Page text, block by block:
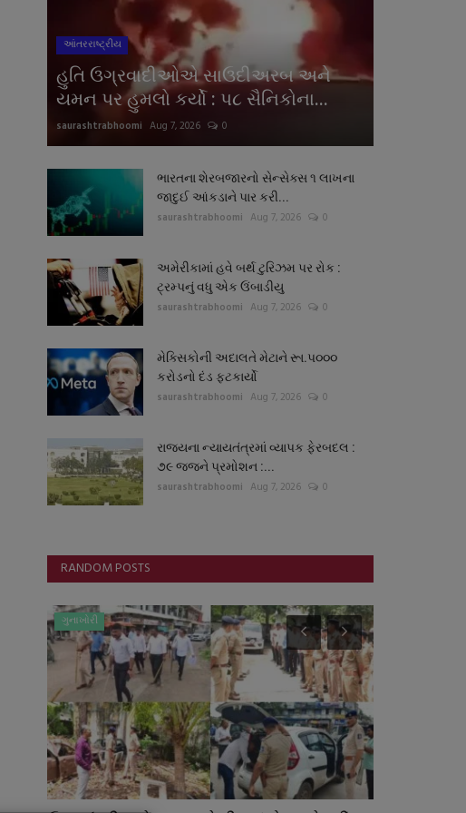
આંતરરાષ્ટ્રીય
હુતિ ઉગ્રવાદીઓએ સાઉદીઅરબ અને
યમન પર હુમલો કર્યો : પ૮ સૈનિકોના...
saurashtrabhoomi Aug 7, 2026 0
ભારતના શેરબજારનો સેન્સેક્સ ૧ લાખના
જાદુઈ આંકડાને પાર કરી...
saurashtrabhoomi Aug 7, 2026 0
અમેરીકામાં હવે બર્થ ટુરિઝમ પર રોક :
ટ્રમ્પનું વધુ એક ઉંબાડીયુ
saurashtrabhoomi Aug 7, 2026 0
મેક્સિકોની અદાલતે મેટાને રૂા.પ૦૦૦
કરોડનો દંડ ફટકાર્યો
saurashtrabhoomi Aug 7, 2026 0
રાજયના ન્યાયતંત્રમાં વ્યાપક ફેરબદલ :
૭૯ જજને પ્રમોશન :...
saurashtrabhoomi Aug 7, 2026 0
RANDOM POSTS
ગુનાખોરી